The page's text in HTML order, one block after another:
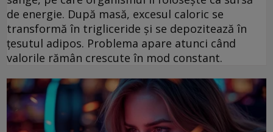
de energie. După masă, excesul caloric se
transformă în trigliceride și se depozitează în
țesutul adipos. Problema apare atunci când
valorile rămân crescute în mod constant.